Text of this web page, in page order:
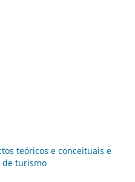
teóricos e conceituais e
de turismo